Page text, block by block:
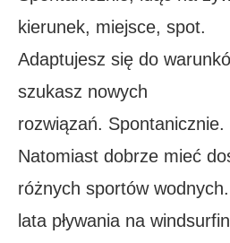
kierunek, miejsce, spot.
Adaptujesz się do
szukasz nowych
rozwiązań. Spontanicznie.
Natomiast dobrze mieć
różnych sportów
lata pływania na